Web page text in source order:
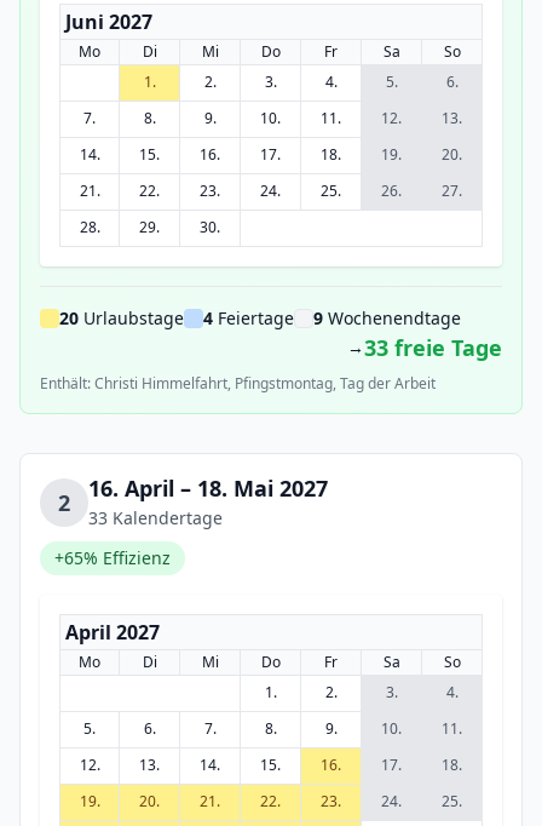
Juni 2027
Mo Di Mi Do Fr Sa
So
1.
2. 3. 4. 5.
6.
7.
8. 9. 10. 11. 12.
13.
14.
15. 16. 17. 18. 19.
20.
21.
22. 23. 24. 25. 26.
27.
28.
29. 30.
20 Urlaubstage 4 Feiertage 9 Wochenendtage
→33 freie Tage
Enthält: Christi Himmelfahrt, Pfingstmontag, Tag der Arbeit
2 16. April – 18. Mai 2027
33 Kalendertage
+65% Effizienz
April 2027
Mo Di Mi Do Fr Sa
So
1.
2. 3.
4.
5.
6. 7. 8. 9. 10.
11.
12.
13. 14. 15. 16. 17.
18.
19.
20. 21. 22. 23. 24.
25.